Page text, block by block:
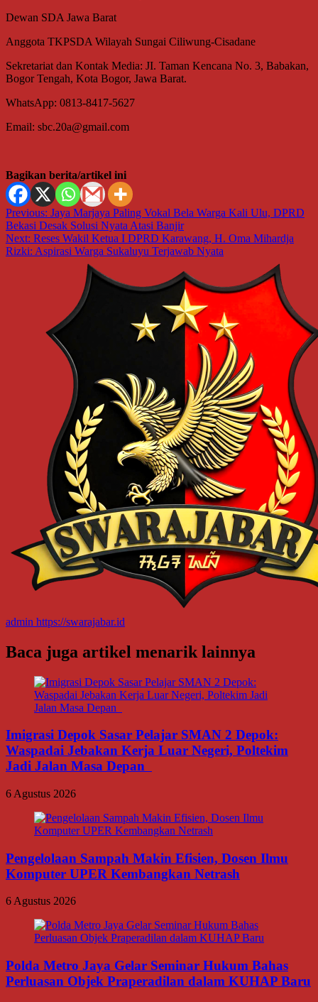
Dewan SDA Jawa Barat
Anggota TKPSDA Wilayah Sungai Ciliwung-Cisadane
Sekretariat dan Kontak Media: JI. Taman Kencana No. 3, Babakan,
Bogor Tengah, Kota Bogor, Jawa Barat.
WhatsApp: 0813-8417-5627
Email: sbc.20a@gmail.com
Bagikan berita/artikel ini
Navigasi
pos
Previous: Jaya Marjaya Paling Vokal Bela Warga Kali Ulu, DPRD
Bekasi Desak Solusi Nyata Atasi Banjir
Next: Reses Wakil Ketua I DPRD Karawang, H. Oma Mihardja
Rizki: Aspirasi Warga Sukaluyu Terjawab Nyata
admin https://swarajabar.id
Baca juga artikel menarik lainnya
Imigrasi Depok Sasar Pelajar SMAN 2 Depok:
Waspadai Jebakan Kerja Luar Negeri, Poltekim
Jadi Jalan Masa Depan
6 Agustus 2026
Pengelolaan Sampah Makin Efisien, Dosen Ilmu
Komputer UPER Kembangkan Netrash
6 Agustus 2026
Polda Metro Jaya Gelar Seminar Hukum Bahas
Perluasan Objek Praperadilan dalam KUHAP Baru